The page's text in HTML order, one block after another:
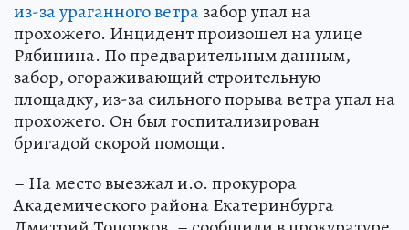
из-за ураганного ветразабор упал на
прохожего. Инцидент произошел на улице
Рябинина. По предварительным данным,
забор, огораживающий строительную
площадку, из-за сильного порыва ветра упал на
прохожего. Он был госпитализирован
бригадой скорой помощи.
– На место выезжал и.о. прокурора
Академического района Екатеринбурга